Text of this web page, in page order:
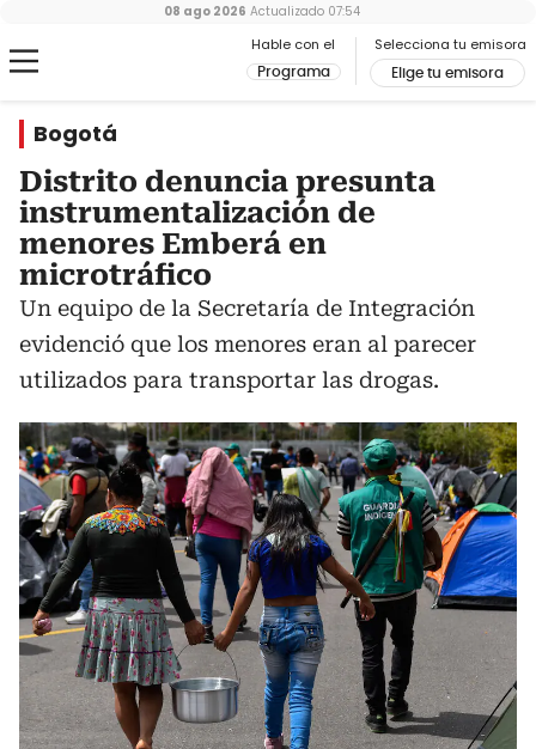
Hable con el
Programa
Selecciona tu emisora
Elige tu emisora
08 ago 2026 Actualizado 07:54
Bogotá
Distrito denuncia presunta
instrumentalización de
menores Emberá en
microtráfico
Un equipo de la Secretaría de Integración
evidenció que los menores eran al parecer
utilizados para transportar las drogas.